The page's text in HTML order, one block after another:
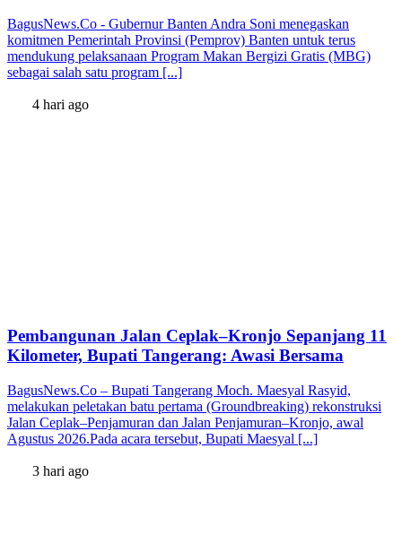
BagusNews.Co - Gubernur Banten Andra Soni menegaskan
komitmen Pemerintah Provinsi (Pemprov) Banten untuk terus
mendukung pelaksanaan Program Makan Bergizi Gratis (MBG)
sebagai salah satu program [...]
4 hari ago
Pembangunan Jalan Ceplak–Kronjo Sepanjang 11
Kilometer, Bupati Tangerang: Awasi Bersama
BagusNews.Co – Bupati Tangerang Moch. Maesyal Rasyid,
melakukan peletakan batu pertama (Groundbreaking) rekonstruksi
Jalan Ceplak–Penjamuran dan Jalan Penjamuran–Kronjo, awal
Agustus 2026.Pada acara tersebut, Bupati Maesyal [...]
3 hari ago